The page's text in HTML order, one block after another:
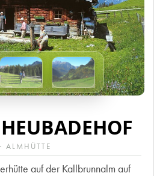
ALMHÜTTE
auf der Kallbrunnalm auf